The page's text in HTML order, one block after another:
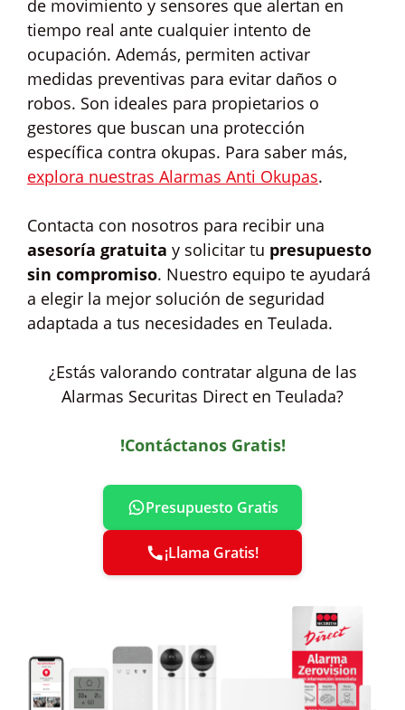
de movimiento y sensores que alertan en
tiempo real ante cualquier intento de
ocupación. Además, permiten activar
medidas preventivas para evitar daños o
robos. Son ideales para propietarios o
gestores que buscan una protección
específica contra okupas. Para saber más,
explora nuestras Alarmas Anti Okupas.
Contacta con nosotros para recibir una
asesoría gratuita y solicitar tu presupuesto
sin compromiso. Nuestro equipo te ayudará
a elegir la mejor solución de seguridad
adaptada a tus necesidades en Teulada.
¿Estás valorando contratar alguna de las
Alarmas Securitas Direct en Teulada?
!Contáctanos Gratis!
Presupuesto Gratis
¡Llama Gratis!